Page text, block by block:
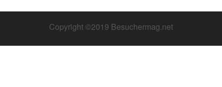
Copyright ©2019 Besuchermag.net